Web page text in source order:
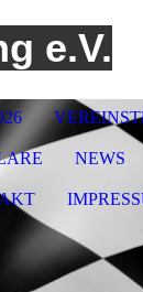
e.V.
NEWS